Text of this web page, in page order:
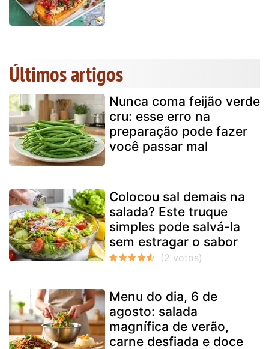
Últimos artigos
Nunca coma feijão verde
cru: esse erro na
preparação pode fazer
você passar mal
Colocou sal demais na
salada? Este truque
simples pode salvá-la
sem estragar o sabor
Menu do dia, 6 de
agosto: salada
magnífica de verão,
carne desfiada e doce